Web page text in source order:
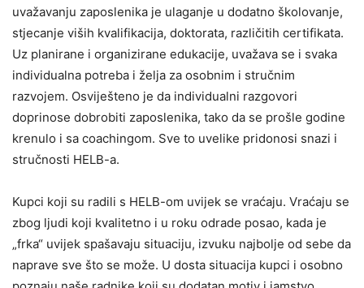
uvažavanju zaposlenika je ulaganje u dodatno školovanje,
stjecanje viših kvalifikacija, doktorata, različitih certifikata.
Uz planirane i organizirane edukacije, uvažava se i svaka
individualna potreba i želja za osobnim i stručnim
razvojem. Osviješteno je da individualni razgovori
doprinose dobrobiti zaposlenika, tako da se prošle godine
krenulo i sa coachingom. Sve to uvelike pridonosi snazi i
stručnosti HELB-a.
Kupci koji su radili s HELB-om uvijek se vraćaju. Vraćaju se
zbog ljudi koji kvalitetno i u roku odrade posao, kada je
„frka“ uvijek spašavaju situaciju, izvuku najbolje od sebe da
naprave sve što se može. U dosta situacija kupci i osobno